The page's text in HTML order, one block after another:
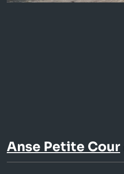
Anse Petite Cour